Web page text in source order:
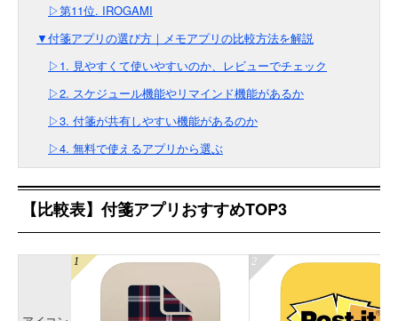
▷第11位. IROGAMI
▼付箋アプリの選び方｜メモアプリの比較方法を解説
▷1. 見やすくて使いやすいのか、レビューでチェック
▷2. スケジュール機能やリマインド機能があるか
▷3. 付箋が共有しやすい機能があるのか
▷4. 無料で使えるアプリから選ぶ
【比較表】付箋アプリおすすめTOP3